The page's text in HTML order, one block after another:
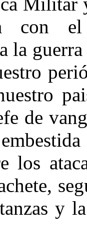
con el
la
de
los
y